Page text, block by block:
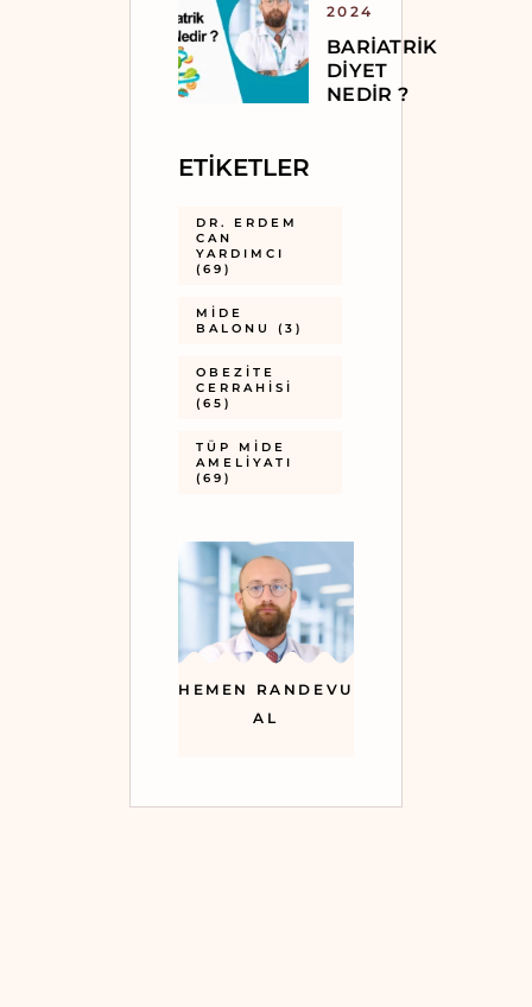
BARIATRIK
DIYET
NEDIR ?
2024
ETIKETLER
DR. ERDEM
CAN
YARDIMCI
(69)
MIDE
BALONU
(3)
OBEZITE
CERRAHISI
(65)
TÜP MIDE
AMELIYATI
(69)
HEMEN RANDEVU
AL